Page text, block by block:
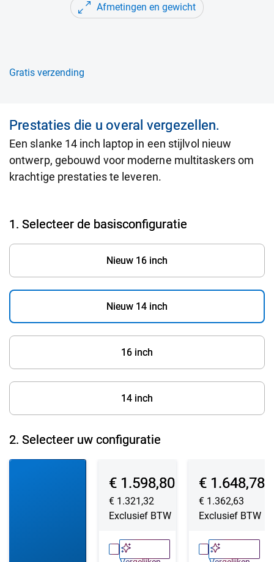
Afmetingen en gewicht
Gratis verzending
Prestaties die u overal vergezellen.
Een slanke 14 inch laptop in een stijlvol nieuw
ontwerp, gebouwd voor moderne multitaskers om
krachtige prestaties te leveren.
1. Selecteer de basisconfiguratie
Nieuw 16 inch
Nieuw 14 inch
16 inch
14 inch
2. Selecteer uw configuratie
Prijs van Dell
€ 1.598,80
€ 1.321,32
Exclusief BTW
Prijs van Dell
€ 1.648,78
€ 1.362,63
Exclusief BTW